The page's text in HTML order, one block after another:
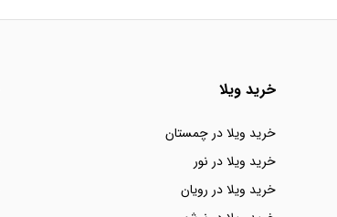
خرید ویلا
خرید ویلا در چمستان
خرید ویلا در نور
خرید ویلا در رویان